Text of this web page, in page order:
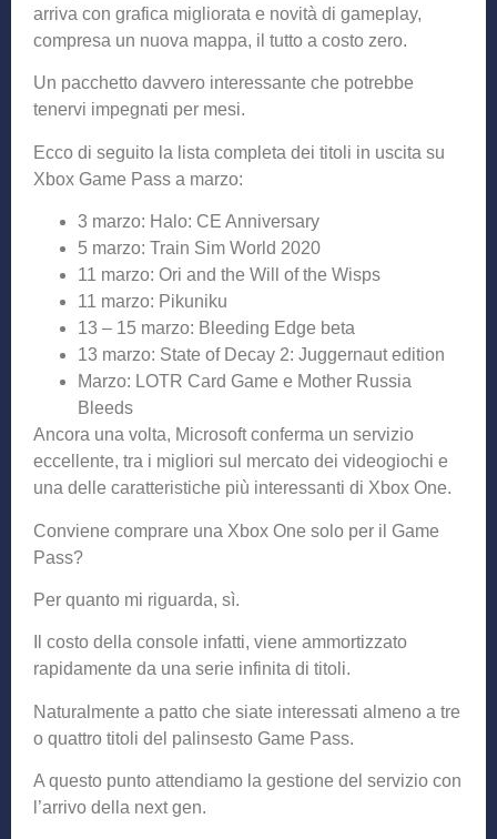
arriva con grafica migliorata e novità di gameplay,
compresa un nuova mappa, il tutto a costo zero.
Un pacchetto davvero interessante che potrebbe
tenervi impegnati per mesi.
Ecco di seguito la lista completa dei titoli in uscita su
Xbox Game Pass a marzo:
3 marzo: Halo: CE Anniversary
5 marzo: Train Sim World 2020
11 marzo: Ori and the Will of the Wisps
11 marzo: Pikuniku
13 – 15 marzo: Bleeding Edge beta
13 marzo: State of Decay 2: Juggernaut edition
Marzo: LOTR Card Game e Mother Russia
Bleeds
Ancora una volta, Microsoft conferma un servizio
eccellente, tra i migliori sul mercato dei videogiochi e
una delle caratteristiche più interessanti di Xbox One.
Conviene comprare una Xbox One solo per il Game
Pass?
Per quanto mi riguarda, sì.
Il costo della console infatti, viene ammortizzato
rapidamente da una serie infinita di titoli.
Naturalmente a patto che siate interessati almeno a tre
o quattro titoli del palinsesto Game Pass.
A questo punto attendiamo la gestione del servizio con
l’arrivo della next gen.